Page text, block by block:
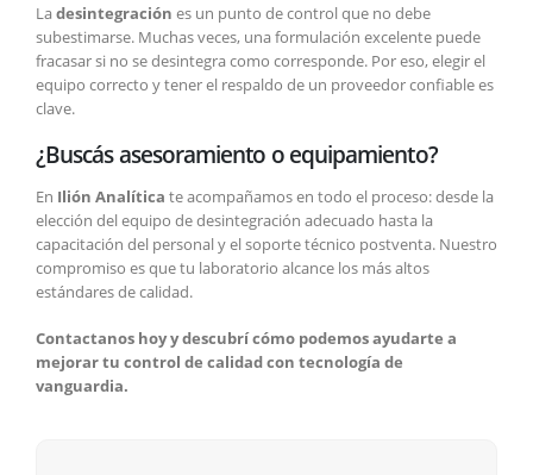
Ladesintegración es un punto de control que no debe
subestimarse. Muchas veces, una formulación excelente puede
fracasar si no se desintegra como corresponde. Por eso, elegir el
equipo correcto y tener el respaldo de un proveedor confiable es
clave.
¿Buscás asesoramiento o equipamiento?
En Ilión Analítica te acompañamos en todo el proceso: desde la
elección del equipo de desintegración adecuado hasta la
capacitación del personal y el soporte técnico postventa. Nuestro
compromiso es que tu laboratorio alcance los más altos
estándares de calidad.
Contactanos hoy y descubrí cómo podemos ayudarte a
mejorar tu control de calidad con tecnología de
vanguardia.